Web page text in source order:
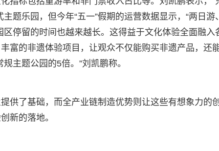
题乐园，但今年“五一”假期的运营数据显示，“两日游
停留的时间也越来越长。这得益于文化体验全面融入
的非遗体验项目，让观众不仅能购买非遗产品，还
主题公园的5倍。”刘凯鹏称。
供了基础，而全产业链制造优势则让这些有想象力的创
新的落地。